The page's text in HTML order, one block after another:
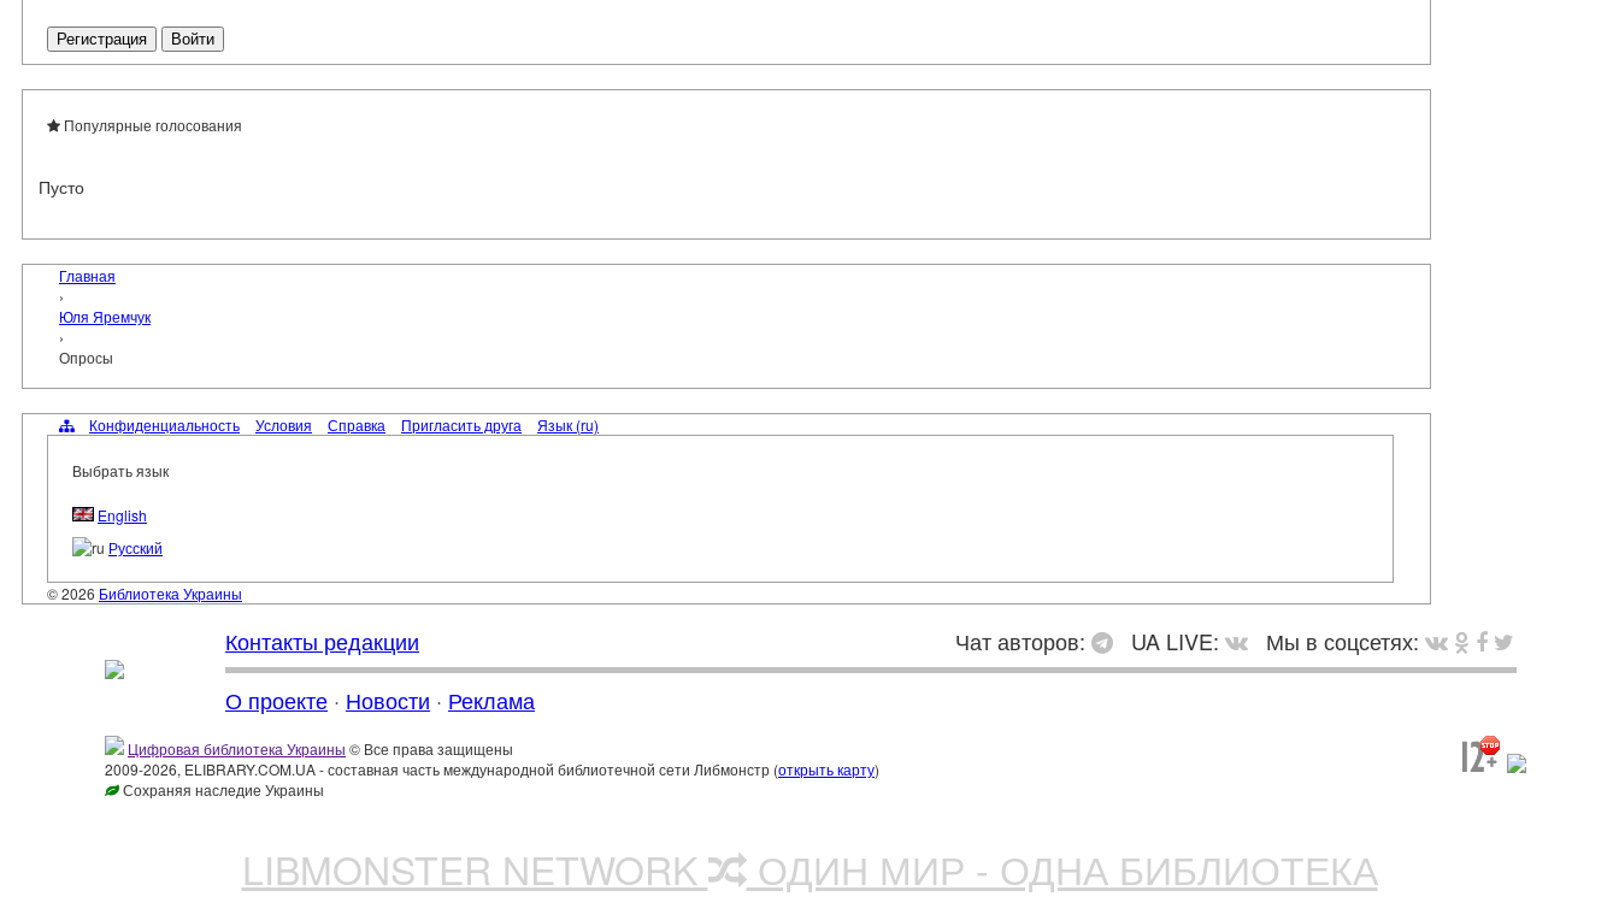
Регистрация Войти
Популярные голосования
Пусто
Главная
›
Юля Яремчук
›
Опросы
Конфиденциальность Условия Справка Пригласить друга Язык (ru)
Выбрать язык
English
Русский
© 2026 Библиотека Украины
Контакты редакции Чат авторов: UA LIVE:
Мы в соцсетях:
О проекте · Новости · Реклама
Цифровая библиотека Украины © Все права защищены
2009-2026, ELIBRARY.COM.UA - составная часть международной библиотечной сети Либмонстр (открыть карту)
Сохраняя наследие Украины
LIBMONSTER NETWORK ОДИН МИР - ОДНА БИБЛИОТЕКА